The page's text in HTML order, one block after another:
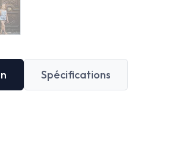
Spécifications